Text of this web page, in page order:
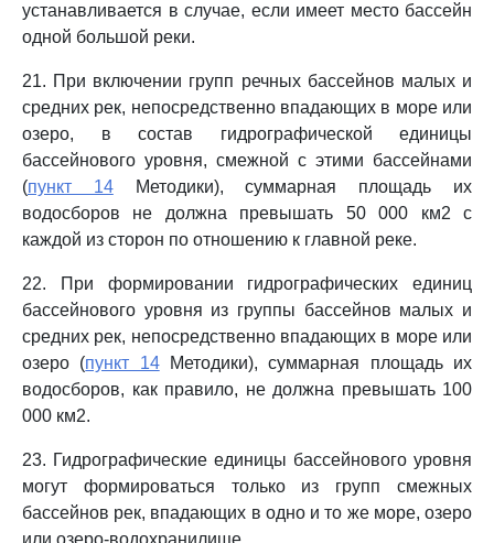
устанавливается в случае, если имеет место бассейн
одной большой реки.
21. При включении групп речных бассейнов малых и
средних рек, непосредственно впадающих в море или
озеро, в состав гидрографической единицы
бассейнового уровня, смежной с этими бассейнами
(пункт 14Методики), суммарная площадь их
водосборов не должна превышать 50 000 км2 с
каждой из сторон по отношению к главной реке.
22. При формировании гидрографических единиц
бассейнового уровня из группы бассейнов малых и
средних рек, непосредственно впадающих в море или
озеро (пункт 14Методики), суммарная площадь их
водосборов, как правило, не должна превышать 100
000 км2.
23. Гидрографические единицы бассейнового уровня
могут формироваться только из групп смежных
бассейнов рек, впадающих в одно и то же море, озеро
или озеро-водохранилище.